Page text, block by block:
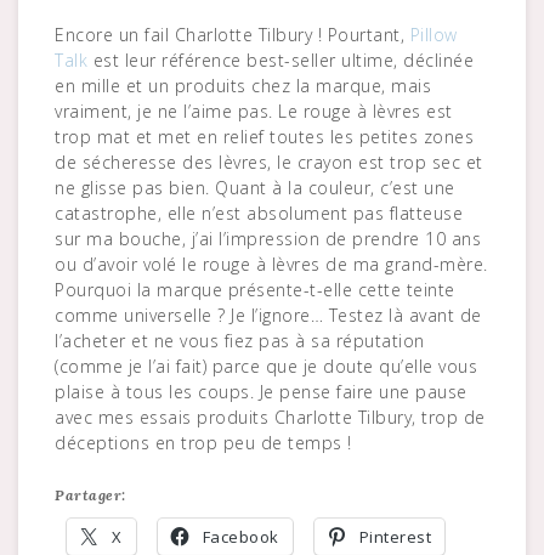
Encore un fail Charlotte Tilbury ! Pourtant, Pillow
Talk est leur référence best-seller ultime, déclinée
en mille et un produits chez la marque, mais
vraiment, je ne l’aime pas. Le rouge à lèvres est
trop mat et met en relief toutes les petites zones
de sécheresse des lèvres, le crayon est trop sec et
ne glisse pas bien. Quant à la couleur, c’est une
catastrophe, elle n’est absolument pas flatteuse
sur ma bouche, j’ai l’impression de prendre 10 ans
ou d’avoir volé le rouge à lèvres de ma grand-mère.
Pourquoi la marque présente-t-elle cette teinte
comme universelle ? Je l’ignore… Testez là avant de
l’acheter et ne vous fiez pas à sa réputation
(comme je l’ai fait) parce que je doute qu’elle vous
plaise à tous les coups. Je pense faire une pause
avec mes essais produits Charlotte Tilbury, trop de
déceptions en trop peu de temps !
Partager:
X Facebook Pinterest